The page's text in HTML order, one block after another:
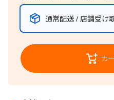
通常配送 / 店舗受け
カ